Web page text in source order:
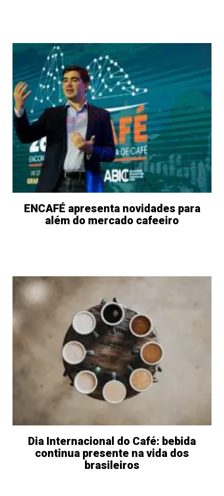
ENCAFÉ apresenta novidades para
além do mercado cafeeiro
Dia Internacional do Café: bebida
continua presente na vida dos
brasileiros